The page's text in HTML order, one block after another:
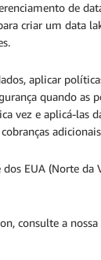
de
criar um data
aplicar
quando as
vez e aplicá-las
EUA (Norte da
consulte a nossa